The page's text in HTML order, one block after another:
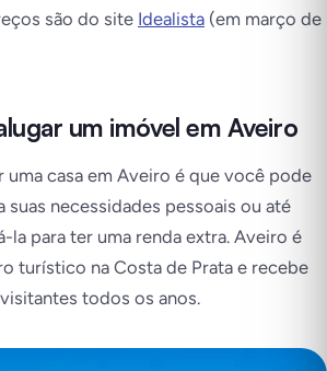
são do site Idealista (em março de
um imóvel em Aveiro
uma casa em Aveiro é que você pode
suas necessidades pessoais ou até
la para ter uma renda extra. Aveiro é
turístico na Costa de Prata e recebe
todos os anos.